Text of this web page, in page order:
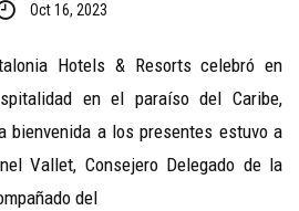
Oct 16, 2023
Hotels & Resorts celebró en
en el paraíso del Caribe,
bienvenida a los presentes estuvo a
Vallet, Consejero Delegado de la
del